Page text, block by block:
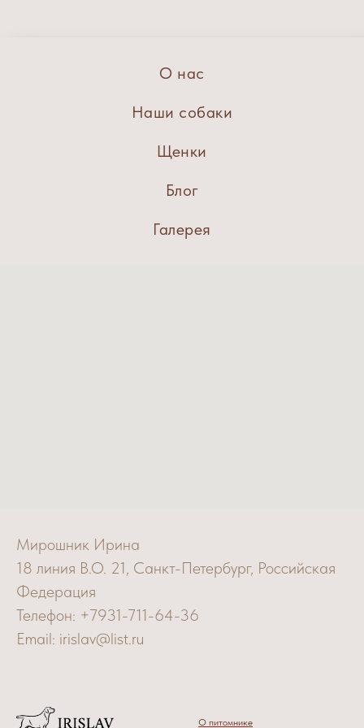
О нас
Наши собаки
Щенки
Блог
Галерея
Мирошник Ирина
18 линия В.О. 21, Санкт-Петербург, Российская
Федерация
Телефон: +7931-711-64-36
Email: irislav@list.ru
О питомнике